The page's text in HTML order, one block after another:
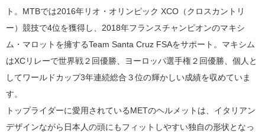
ト。MTBでは2016年リオ・オリンピック XCO（クロスカントリ
ー）競技で4位を獲得し、2018年フランスチャンピオンのマキシ
ム・マロットを擁するTeam Santa Cruz FSAをサポート。マキシム
はXCリレーで世界戦２回優勝、ヨーロッパ選手権２回優勝、個人と
してワールドカップ3年連続総合３位の輝かしい成績を収めていま
す。
トップライダーに愛用されているMETのヘルメットは、イタリアン
デザインながら日本人の頭にもフィットしやすい独自の形状となっ